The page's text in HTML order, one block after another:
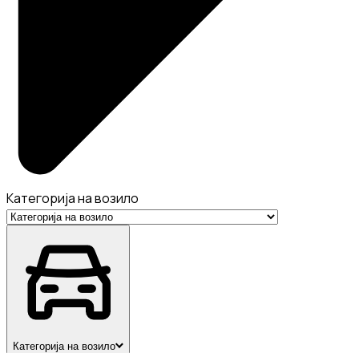
Категорија на возило
Категорија на возило